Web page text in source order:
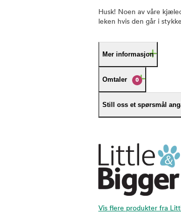
Husk! Noen av våre
leken hvis den går i
Mer informasjon
Omtaler 0
Still oss et spørsmål
Vis flere produkter fra